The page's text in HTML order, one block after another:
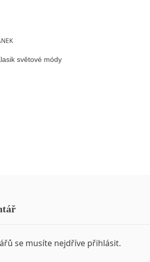
světové módy
se musíte nejdříve přihlásit.